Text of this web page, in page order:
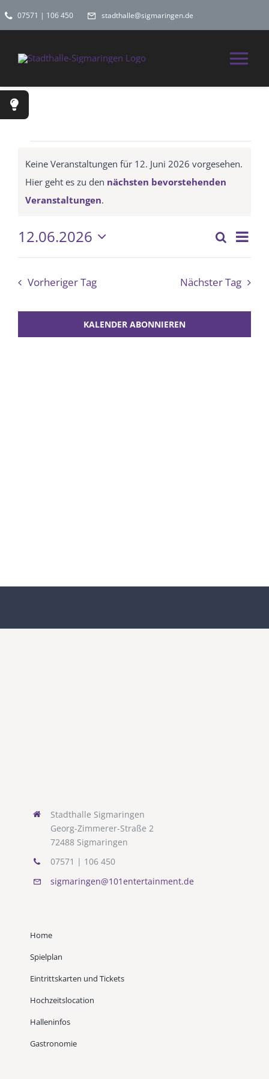
Zum
07571 | 106 450 stadthalle@sigmaringen.de
Räume
Veranstaltungen
für
12.
Juni
2026
Hinweis
Keine Veranstaltungen für 12. Juni 2026 vorgesehen.
Hier geht es zu den nächsten bevorstehenden
Veranstaltungen.
und
Suche
Tag
12.06.2026
Datum
Vorheriger Tag Nächster Tag
KALENDER ABONNIEREN
Stadthalle Sigmaringen
Georg-Zimmerer-Straße 2
72488 Sigmaringen
07571 | 106 450
sigmaringen@101entertainment.de
Home
Spielplan
Eintrittskarten und Tickets
Hochzeitslocation
Halleninfos
Gastronomie